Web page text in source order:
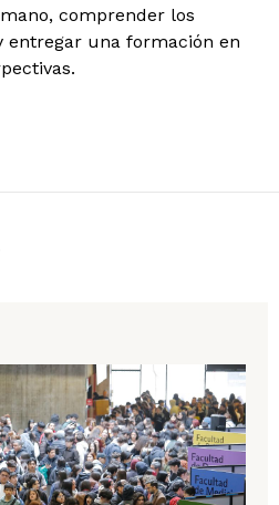
comprender los
entregar una formación en